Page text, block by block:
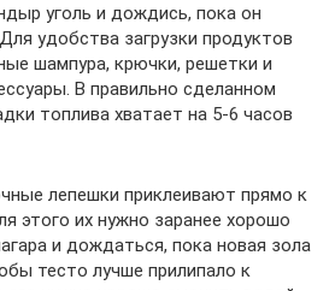
уголь и дождись, пока он
удобства загрузки продуктов
шампура, крючки, решетки и
В правильно сделанном
топлива хватает на 5-6 часов
лепешки приклеивают прямо к
этого их нужно заранее хорошо
и дождаться, пока новая зола
тесто лучше прилипало к